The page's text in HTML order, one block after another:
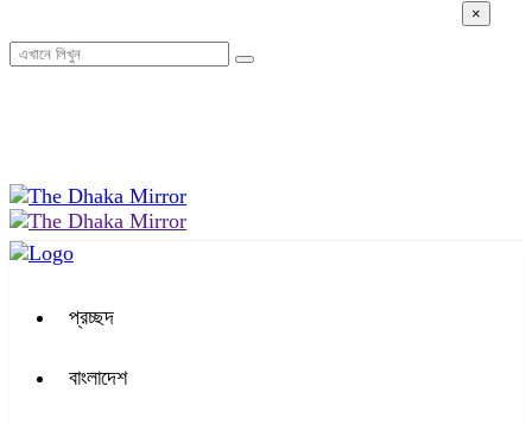
০২:৩৬ অপরাহ্ন, রবিবার, ০৯ অগাস্ট ২০২৬, ২৫ শ্রাবণ ১৪৩৩ বঙ্গাব্দ
প্রচ্ছদ
বাংলাদেশ
×